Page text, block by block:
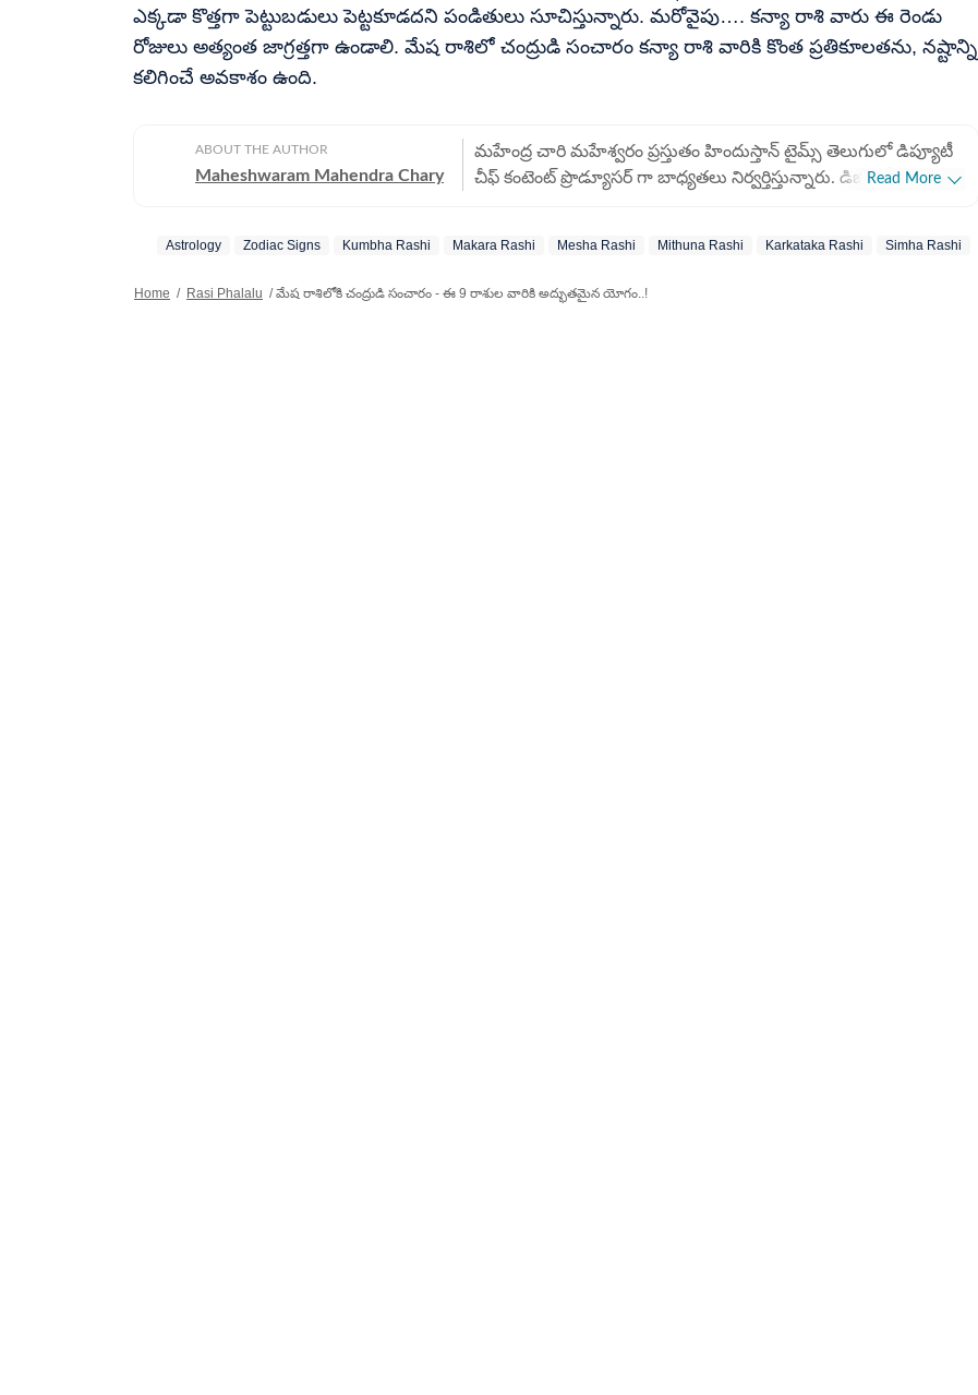
ఎక్కడా కొత్తగా పెట్టుబడులు పెట్టకూడదని పండితులు సూచిస్తున్నారు. మరోవైపు…. కన్యా రాశి వారు ఈ రెండు
రోజులు అత్యంత జాగ్రత్తగా ఉండాలి. మేష రాశిలో చంద్రుడి సంచారం కన్యా రాశి వారికి కొంత ప్రతికూలతను, నష్టాన్ని
కలిగించే అవకాశం ఉంది.
ABOUT THE AUTHOR
Maheshwaram Mahendra Chary
మహేంద్ర చారి మహేశ్వరం ప్రస్తుతం హిందుస్తాన్ టైమ్స్ తెలుగులో డిప్యూటీ
చీఫ్ కంటెంట్ ప్రొడ్యూసర్ గా బాధ్యతలు నిర్వర్తిస్తున్నారు. డిజిటల్
ప్రజలకు సులభంగా అర్థమయ్యే రీతిలో కథనాలను ఇవ్వటంలో ప్రత్యేక శైలి
Read More
Astrology Zodiac Signs Kumbha Rashi Makara Rashi Mesha Rashi Mithuna Rashi Karkataka Rashi Simha Rashi
Home / Rasi Phalalu / మేష రాశిలోకి చంద్రుడి సంచారం - ఈ 9 రాశుల వారికి అద్భుతమైన యోగం..!